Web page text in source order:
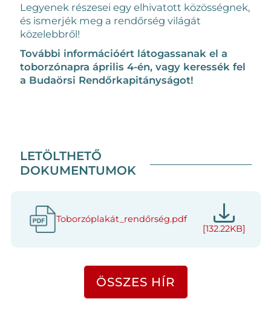
Legyenek részesei egy elhivatott közösségnek,
és ismerjék meg a rendőrség világát
közelebbről!
További információért látogassanak el a
toborzónapra április 4-én, vagy keressék fel
a Budaörsi Rendőrkapitányságot!
LETÖLTHETŐ
DOKUMENTUMOK
Toborzóplakát_rendőrség.pdf
[132.22KB]
ÖSSZES HÍR